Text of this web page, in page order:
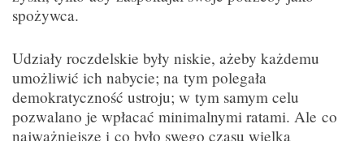
spożywca.
Udziały roczdelskie były niskie, ażeby każdemu
umożliwić ich nabycie; na tym polegała
demokratyczność ustroju; w tym samym celu
pozwalano je wpłacać minimalnymi ratami. Ale co
najważniejsze i co było swego czasu wielką